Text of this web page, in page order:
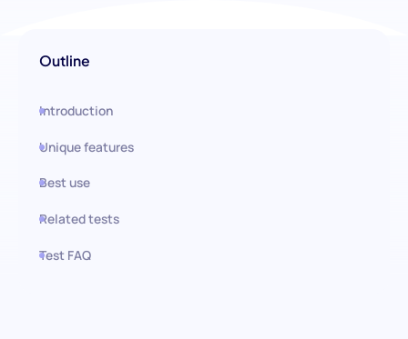
Outline
Introduction
Unique features
Best use
Related tests
Test FAQ